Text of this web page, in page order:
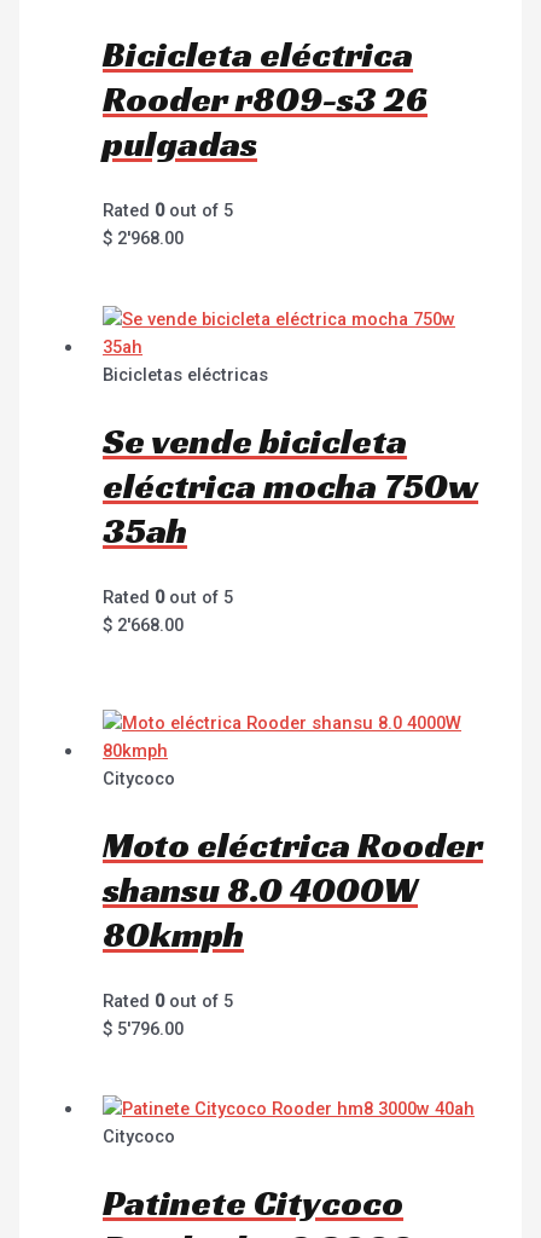
Bicicleta eléctrica
Rooder r809-s3 26
pulgadas
Rated 0out of 5
$ 2'968.00
Bicicletas eléctricas
Se vende bicicleta
eléctrica mocha 750w
35ah
Rated 0out of 5
$ 2'668.00
Citycoco
Moto eléctrica Rooder
shansu 8.0 4000W
80kmph
Rated 0out of 5
$ 5'796.00
Citycoco
Patinete Citycoco